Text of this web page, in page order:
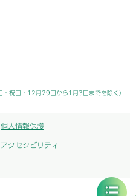
祝日・12月29日から1月3日までを除く）
個人情報保護
アクセシビリティ